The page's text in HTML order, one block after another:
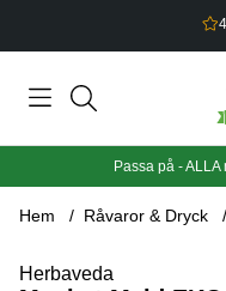
Passa på -
Hem Råvaror & Dryck
Herbaveda